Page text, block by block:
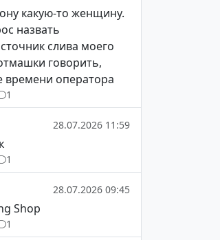
какую-то женщину.
назвать
слива моего
говорить,
времени оператора
1
28.07.2026 11:59
1
28.07.2026 09:45
Shop
1